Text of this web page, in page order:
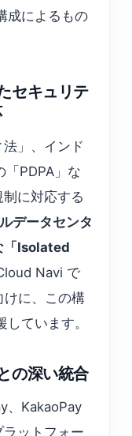
成によるもの
セキュリテ
」、インド
「PDPA」な
に対応する
データセンタ
「Isolated
Navi で
けに、この構
ています。
の深い統合
、KakaoPay
ットフォー